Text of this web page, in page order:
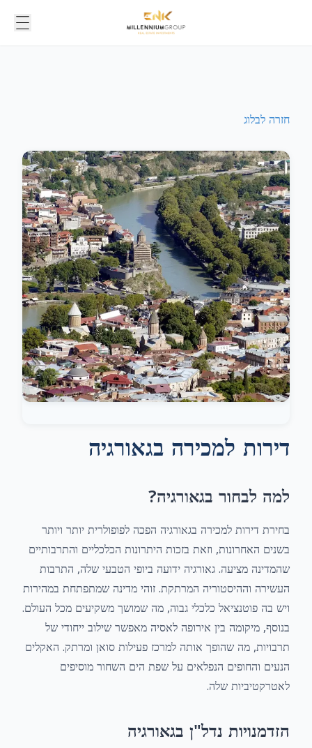
חזרה לבלוג
דירות למכירה בגאורגיה
למה לבחור בגאורגיה?
בחירת דירות למכירה בגאורגיה הפכה לפופולרית יותר ויותר
בשנים האחרונות, וזאת בזכות היתרונות הכלכליים והתרבותיים
שהמדינה מציעה. גאורגיה ידועה ביופי הטבעי שלה, התרבות
העשירה וההיסטוריה המרתקת. זוהי מדינה שמתפתחת במהירות
ויש בה פוטנציאל כלכלי גבוה, מה שמושך משקיעים מכל העולם.
בנוסף, מיקומה בין אירופה לאסיה מאפשר שילוב ייחודי של
תרבויות, מה שהופך אותה למרכז פעילות סואן ומרתק. האקלים
הנעים והחופים הנפלאים על שפת הים השחור מוסיפים
לאטרקטיביות שלה.
הזדמנויות נדל"ן בגאורגיה